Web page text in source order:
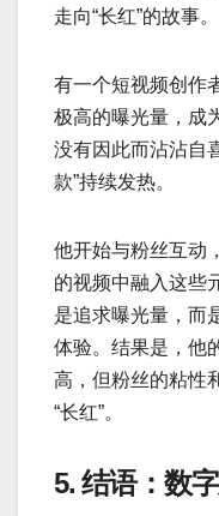
走向“长红”的故事。
有一个短视频创作
极高的曝光量，成
没有因此而沾沾自
款”持续发热。
他开始与粉丝互动
的视频中融入这些
是追求曝光量，而
体验。结果是，他
高，但粉丝的粘性
“长红”。
5. 结语：数